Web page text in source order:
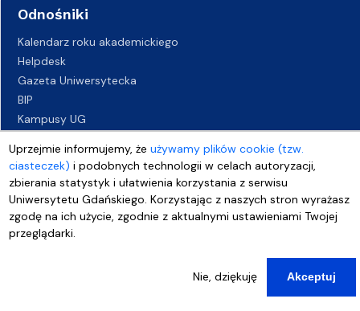
Uprzejmie informujemy, żeużywamy plików cookie (tzw.
ciasteczek) i podobnych technologii w celach autoryzacji,
zbierania statystyk i ułatwienia korzystania z serwisu
Uniwersytetu Gdańskiego. Korzystając z naszych stron wyrażasz
zgodę na ich użycie, zgodnie z aktualnymi ustawieniami Twojej
przeglądarki.
Nie, dziękuję Akceptuj
Odnośniki
Kalendarz roku akademickiego
Helpdesk
Gazeta Uniwersytecka
BIP
Kampusy UG
Oferty pracy
Deklaracja dostępności